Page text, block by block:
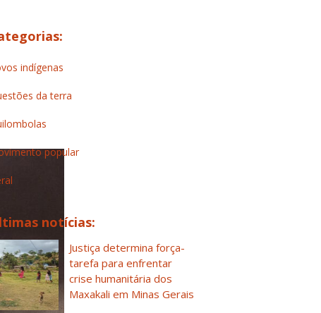
indígenas
da terra
popular
notícias:
Justiça determina força-
tarefa para enfrentar
crise humanitária dos
Maxakali em Minas Gerais